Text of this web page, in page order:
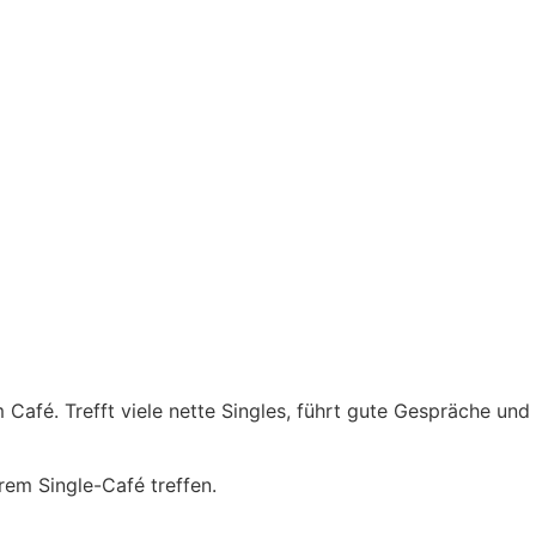
Trefft viele nette Singles, führt gute Gespräche und
Single-Café treffen.